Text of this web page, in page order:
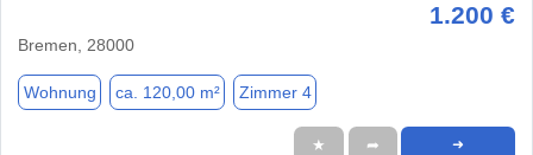
1.200 €
Bremen, 28000
Wohnung ca. 120,00 m² Zimmer 4
★ ➦ ➜